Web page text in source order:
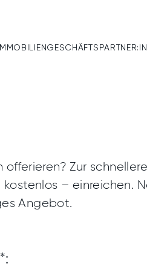
Suchfilter
Zur
– einreichen.
Angebot.